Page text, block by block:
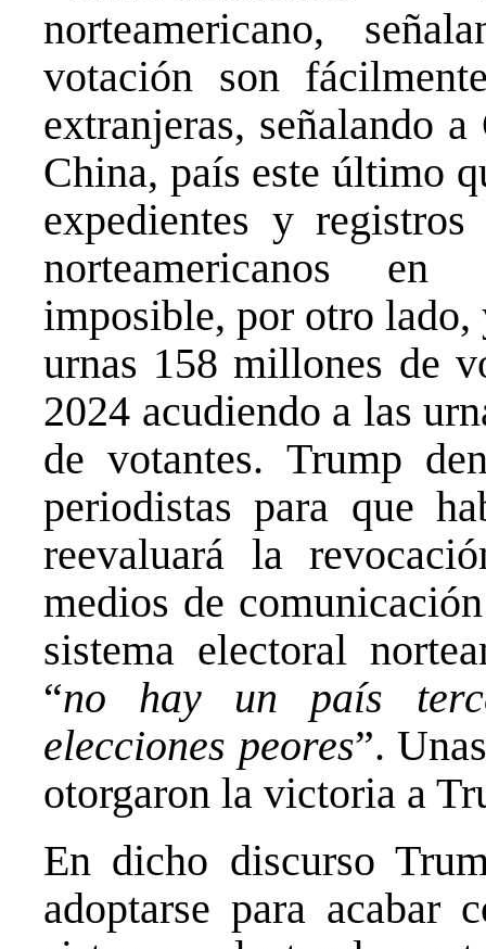
norteamericano,
votación son
extranjeras, señalando
China, país este último
expedientes y
norteamericanos
imposible, por otro lado,
urnas 158 millones de
2024 acudiendo a las
de votantes. Trump
periodistas para que
reevaluará la
medios de
sistema electoral
“no hay un país
elecciones peores”.
otorgaron la victoria a
En dicho discurso
adoptarse para acabar